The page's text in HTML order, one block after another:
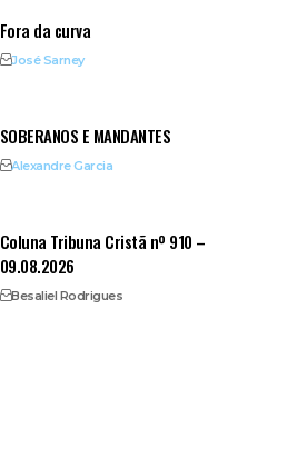
Fora da curva
José Sarney
SOBERANOS E MANDANTES
Alexandre Garcia
Coluna Tribuna Cristã nº 910 –
09.08.2026
Besaliel Rodrigues